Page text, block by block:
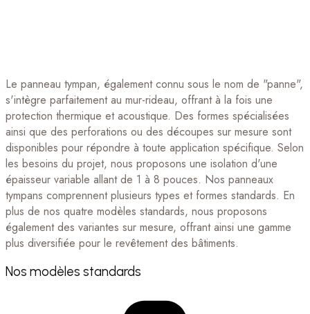
Le panneau tympan, également connu sous le nom de "panne",
s'intègre parfaitement au mur-rideau, offrant à la fois une
protection thermique et acoustique. Des formes spécialisées
ainsi que des perforations ou des découpes sur mesure sont
disponibles pour répondre à toute application spécifique. Selon
les besoins du projet, nous proposons une isolation d'une
épaisseur variable allant de 1 à 8 pouces. Nos panneaux
tympans comprennent plusieurs types et formes standards. En
plus de nos quatre modèles standards, nous proposons
également des variantes sur mesure, offrant ainsi une gamme
plus diversifiée pour le revêtement des bâtiments.
Nos modèles standards​